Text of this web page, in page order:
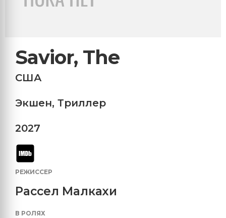
Savior, The
США
Экшен, Триллер
2027
РЕЖИССЕР
Рассел Малкахи
В РОЛЯХ